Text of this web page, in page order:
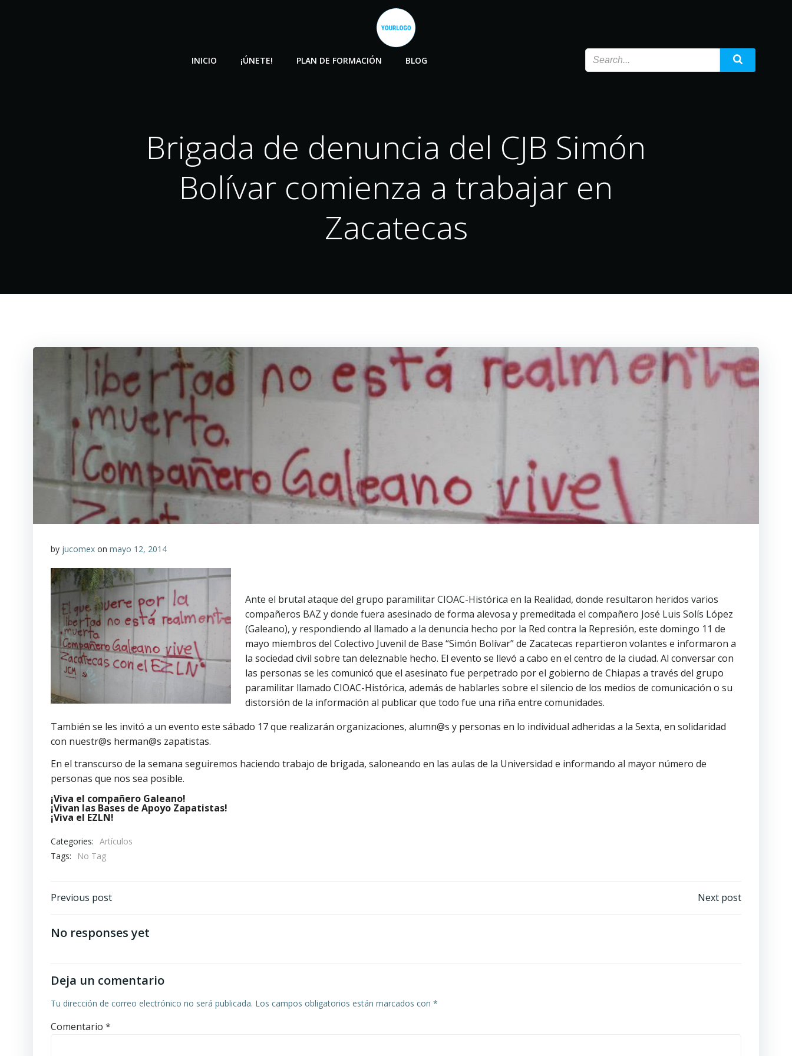
INICIO ¡ÚNETE! PLAN DE FORMACIÓN BLOG
Brigada de denuncia del CJB Simón
Bolívar comienza a trabajar en
Zacatecas
by jucomex on mayo 12, 2014
Ante el brutal ataque del grupo paramilitar CIOAC-Histórica en la Realidad, donde resultaron heridos varios
compañeros BAZ y donde fuera asesinado de forma alevosa y premeditada el compañero José Luis Solís López
(Galeano), y respondiendo al llamado a la denuncia hecho por la Red contra la Represión, este domingo 11 de
mayo miembros del Colectivo Juvenil de Base “Simón Bolívar” de Zacatecas repartieron volantes e informaron a
la sociedad civil sobre tan deleznable hecho. El evento se llevó a cabo en el centro de la ciudad. Al conversar con
las personas se les comunicó que el asesinato fue perpetrado por el gobierno de Chiapas a través del grupo
paramilitar llamado CIOAC-Histórica, además de hablarles sobre el silencio de los medios de comunicación o su
distorsión de la información al publicar que todo fue una riña entre comunidades.
También se les invitó a un evento este sábado 17 que realizarán organizaciones, alumn@s y personas en lo individual adheridas a la Sexta, en solidaridad
con nuestr@s herman@s zapatistas.
En el transcurso de la semana seguiremos haciendo trabajo de brigada, saloneando en las aulas de la Universidad e informando al mayor número de
personas que nos sea posible.
¡Viva el compañero Galeano!
¡Vivan las Bases de Apoyo Zapatistas!
¡Viva el EZLN!
Categories: Artículos
Tags:
No Tag
Navegación
de
Previous post Next post
No responses yet
Deja un comentario
Tu dirección de correo electrónico no será publicada. Los campos obligatorios están marcados con *
Comentario *